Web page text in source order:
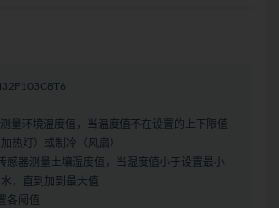
量环境温度值，当温度值不在设置的上下限值
热灯）或制冷（风扇）
感器测量土壤湿度值，当湿度值小于设置最小
，直到加到最大值
各阈值